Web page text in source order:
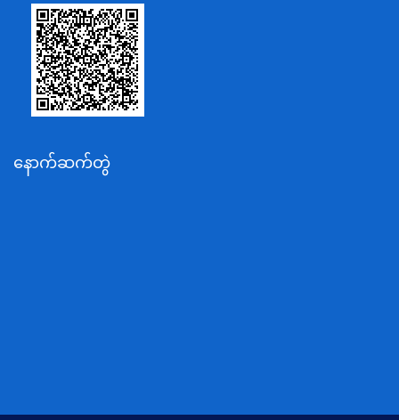
သာသနာရေးနှင့် ယဉ်ကျေးမှုဝန်ကြီးဌာန
စိုက်ပျိုးရေး၊မွေးမြူရေးနှင့်ဆည်မြောင်းဝန်ကြီးဌာန
ပို့ဆောင်ရေးနှင့်ဆက်သွယ်ရေးဝန်ကြီးဌာန
သယံဇာတနှင့်ပတ်ဝန်းကျင်ထိန်းသိမ်းရေးဝန်ကြီးဌာန
အလုပ်သမား၊လူဝင်မှုကြီးကြပ်ရေးနှင့်ပြည်သူ့အင်အား
နောက်ဆက်တွဲ